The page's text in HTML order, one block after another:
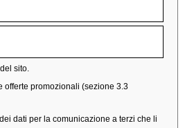
del sito.
offerte promozionali (sezione 3.3
dati per la comunicazione a terzi che li